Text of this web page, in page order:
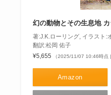
幻の動物とその生息地
著:J.K.ローリング, イラスト:
翻訳:松岡 佑子
¥5,655
（2025/11/07 10:46時点
Amazon